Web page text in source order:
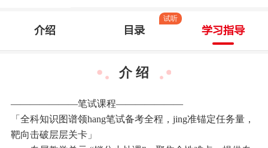
介绍 目录
试听
学习指导
介 绍
———————笔试课程———————
「全科知识图谱领hang笔试备考全程，jing准锚定任务量，
靶向击破层层关卡」